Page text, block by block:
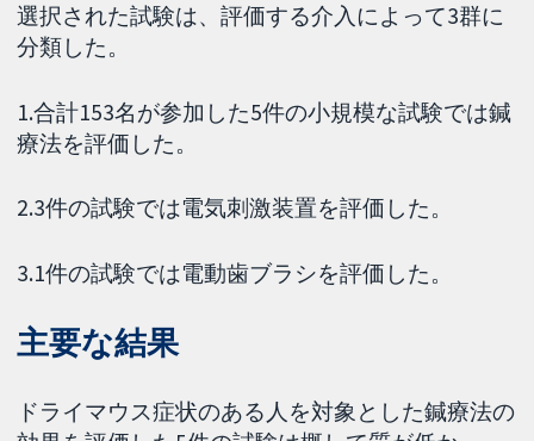
選択された試験は、評価する介入によって3群に
分類した。
1.合計153名が参加した5件の小規模な試験では鍼
療法を評価した。
2.3件の試験では電気刺激装置を評価した。
3.1件の試験では電動歯ブラシを評価した。
主要な結果
ドライマウス症状のある人を対象とした鍼療法の